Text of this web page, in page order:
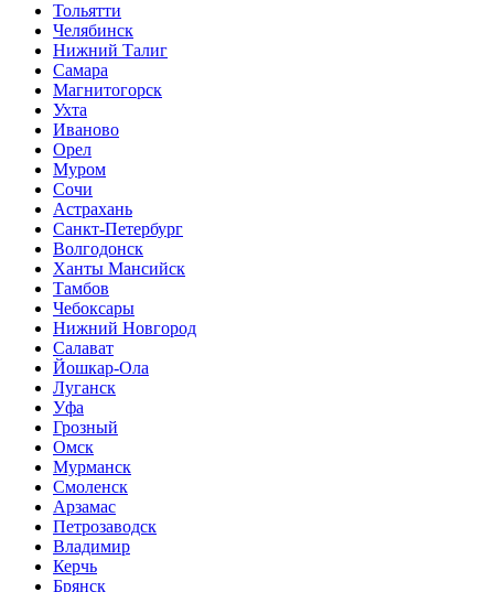
Тольятти
Челябинск
Нижний Талиг
Самара
Магнитогорск
Ухта
Иваново
Орел
Муром
Сочи
Астрахань
Санкт-Петербург
Волгодонск
Ханты Мансийск
Тамбов
Чебоксары
Нижний Новгород
Салават
Йошкар-Ола
Луганск
Уфа
Грозный
Омск
Мурманск
Смоленск
Арзамас
Петрозаводск
Владимир
Керчь
Брянск